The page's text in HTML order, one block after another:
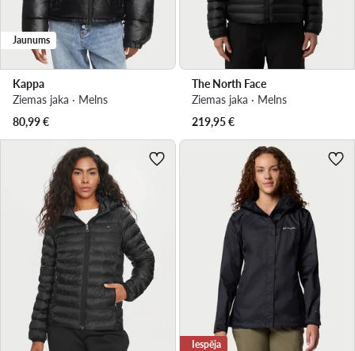
Jaunums
Kappa
Ziemas jaka · Melns
80,99€
The North Face
Ziemas jaka · Melns
219,95€
Iespēja